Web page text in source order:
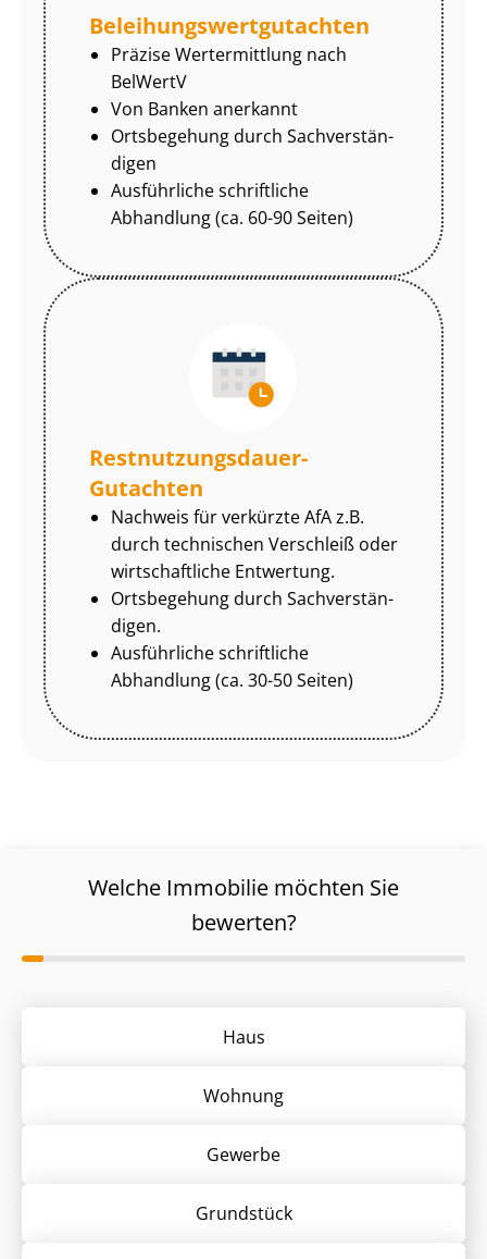
Be­lei­hungs­wert­gut­ach­ten
Präzise Wertermittlung nach
BelWertV
Von Banken anerkannt
Ortsbegehung durch Sach­ver­stän­
di­gen
Ausführliche schriftliche
Abhandlung (ca. 60-90 Seiten)
Rest­nut­zungs­dau­er-
Gutachten
Nachweis für verkürzte AfA z.B.
durch technischen Verschleiß oder
wirtschaftliche Entwertung.
Ortsbegehung durch Sach­ver­stän­
di­gen.
Ausführliche schriftliche
Abhandlung (ca. 30-50 Seiten)
Welche Immobilie möchten Sie
bewerten?
Haus
Wohnung
Gewerbe
Grund­stück